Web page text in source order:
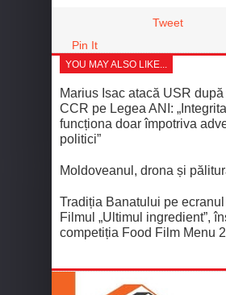
Tweet
Pin It
YOU MAY ALSO LIKE...
Marius Isac atacă USR
CCR pe Legea ANI:
funcționa doar împotriva
politici”
Moldoveanul, drona și
Tradiția Banatului pe
Filmul „Ultimul ingredient”,
competiția Food Film Menu